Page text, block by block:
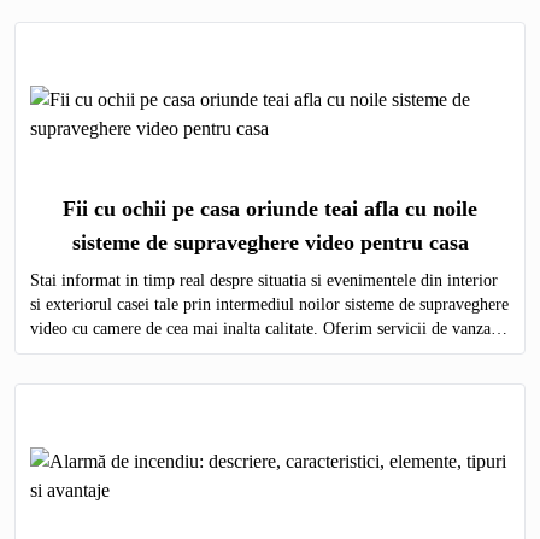
Fii cu ochii pe casa oriunde teai afla cu noile
sisteme de supraveghere video pentru casa
Stai informat in timp real despre situatia si evenimentele din interior
si exteriorul casei tale prin intermediul noilor sisteme de supraveghere
video cu camere de cea mai inalta calitate. Oferim servicii de vanzare
si montare a echipamentelor de monitorizare video in toata Moldova.